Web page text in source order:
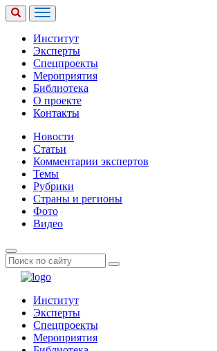
Институт
Эксперты
Спецпроекты
Мероприятия
Библиотека
О проекте
Контакты
Новости
Статьи
Комментарии экспертов
Темы
Рубрики
Страны и регионы
Фото
Видео
Институт
Эксперты
Спецпроекты
Мероприятия